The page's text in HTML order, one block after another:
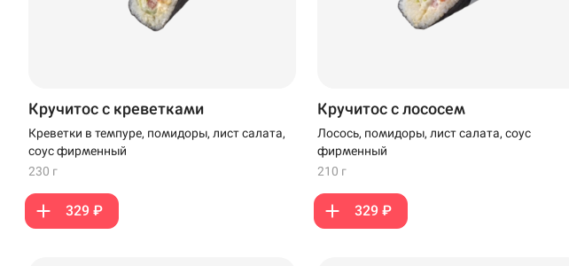
Кручитос с креветками
Креветки в темпуре, помидоры, лист салата,
соус фирменный
230 г
329 ₽
Кручитос с лососем
Лосось, помидоры, лист салата, соус
фирменный
210 г
329 ₽